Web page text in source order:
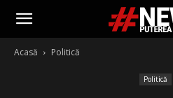
Acasă Politică
Politică